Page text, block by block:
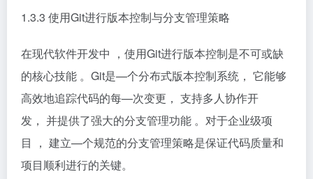
1.3.3 使用Git进行版本控制与分支管理策略
在现代软件开发中 ，使用Git进行版本控制是不可或缺
的核心技能 。Git是—个分布式版本控制系统， 它能够
高效地追踪代码的每—次变更， 支持多人协作开
发， 并提供了强大的分支管理功能 。对于企业级项
目 ， 建立—个规范的分支管理策略是保证代码质量和
项目顺利进行的关键。